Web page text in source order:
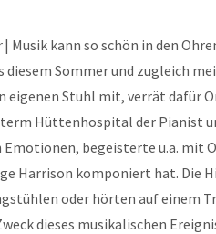
| Musik kann so schön in den
diesem Sommer und zugleich
eigenen Stuhl mit, verrät dafür
Hüttenhospital der Pianist
Emotionen, begeisterte u.a. mit
Harrison komponiert hat. Die
oder hörten auf einem
dieses musikalischen